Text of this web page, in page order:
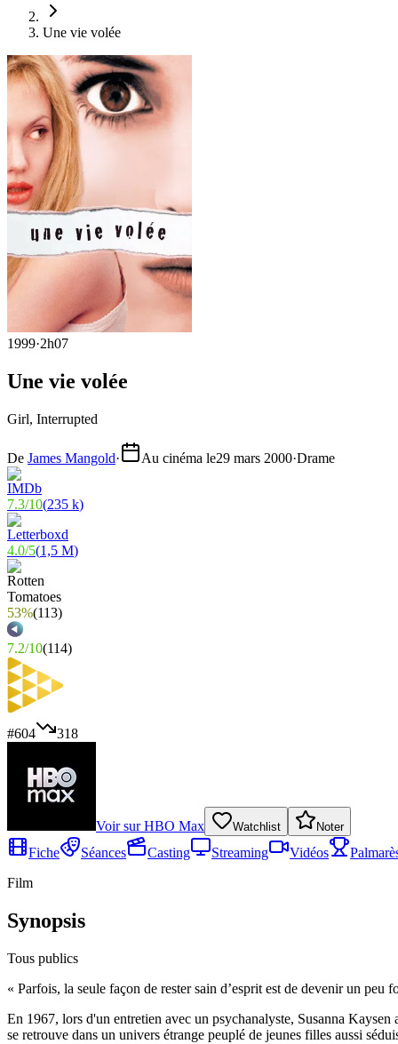
Une vie volée
1999·2h07
Une vie volée
Girl, Interrupted
De James Mangold· Au cinéma le29 mars 2000·Drame
7.3/10(235 k)
4.0/5(1,5 M)
53%(113)
7.2/10(114)
#604 318
Voir surHBO Max Watchlist Noter
Fiche Séances Casting Streaming Vidéos
Film
Synopsis
Tous publics
« Parfois, la seule façon de rester sain d’esprit est de devenir un peu
En 1967, lors d'un entretien avec un psychanalyste, Susanna
se retrouve dans un univers étrange peuplé de jeunes filles aussi